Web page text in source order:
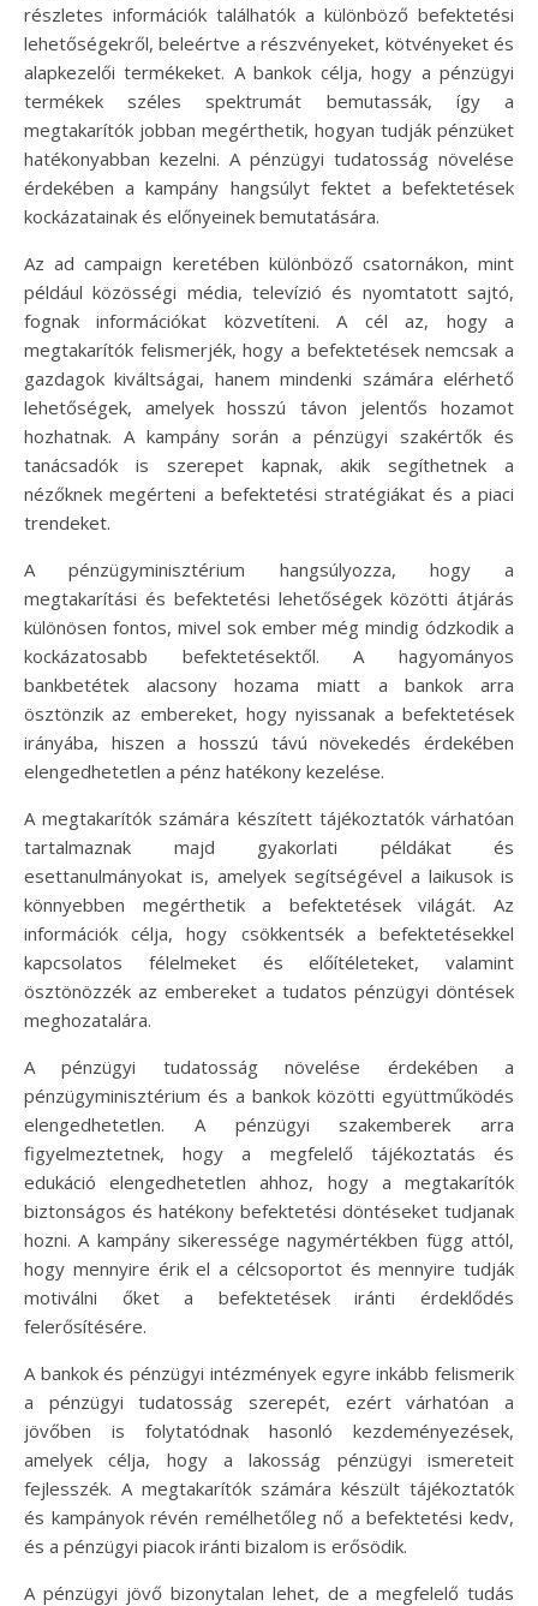
részletes információk találhatók a különböző befektetési
lehetőségekről, beleértve a részvényeket, kötvényeket és
alapkezelői termékeket. A bankok célja, hogy a pénzügyi
termékek széles spektrumát bemutassák, így a
megtakarítók jobban megérthetik, hogyan tudják pénzüket
hatékonyabban kezelni. A pénzügyi tudatosság növelése
érdekében a kampány hangsúlyt fektet a befektetések
kockázatainak és előnyeinek bemutatására.
Az ad campaign keretében különböző csatornákon, mint
például közösségi média, televízió és nyomtatott sajtó,
fognak információkat közvetíteni. A cél az, hogy a
megtakarítók felismerjék, hogy a befektetések nemcsak a
gazdagok kiváltságai, hanem mindenki számára elérhető
lehetőségek, amelyek hosszú távon jelentős hozamot
hozhatnak. A kampány során a pénzügyi szakértők és
tanácsadók is szerepet kapnak, akik segíthetnek a
nézőknek megérteni a befektetési stratégiákat és a piaci
trendeket.
A pénzügyminisztérium hangsúlyozza, hogy a
megtakarítási és befektetési lehetőségek közötti átjárás
különösen fontos, mivel sok ember még mindig ódzkodik a
kockázatosabb befektetésektől. A hagyományos
bankbetétek alacsony hozama miatt a bankok arra
ösztönzik az embereket, hogy nyissanak a befektetések
irányába, hiszen a hosszú távú növekedés érdekében
elengedhetetlen a pénz hatékony kezelése.
A megtakarítók számára készített tájékoztatók várhatóan
tartalmaznak majd gyakorlati példákat és
esettanulmányokat is, amelyek segítségével a laikusok is
könnyebben megérthetik a befektetések világát. Az
információk célja, hogy csökkentsék a befektetésekkel
kapcsolatos félelmeket és előítéleteket, valamint
ösztönözzék az embereket a tudatos pénzügyi döntések
meghozatalára.
A pénzügyi tudatosság növelése érdekében a
pénzügyminisztérium és a bankok közötti együttműködés
elengedhetetlen. A pénzügyi szakemberek arra
figyelmeztetnek, hogy a megfelelő tájékoztatás és
edukáció elengedhetetlen ahhoz, hogy a megtakarítók
biztonságos és hatékony befektetési döntéseket tudjanak
hozni. A kampány sikeressége nagymértékben függ attól,
hogy mennyire érik el a célcsoportot és mennyire tudják
motiválni őket a befektetések iránti érdeklődés
felerősítésére.
A bankok és pénzügyi intézmények egyre inkább felismerik
a pénzügyi tudatosság szerepét, ezért várhatóan a
jövőben is folytatódnak hasonló kezdeményezések,
amelyek célja, hogy a lakosság pénzügyi ismereteit
fejlesszék. A megtakarítók számára készült tájékoztatók
és kampányok révén remélhetőleg nő a befektetési kedv,
és a pénzügyi piacok iránti bizalom is erősödik.
A pénzügyi jövő bizonytalan lehet, de a megfelelő tudás